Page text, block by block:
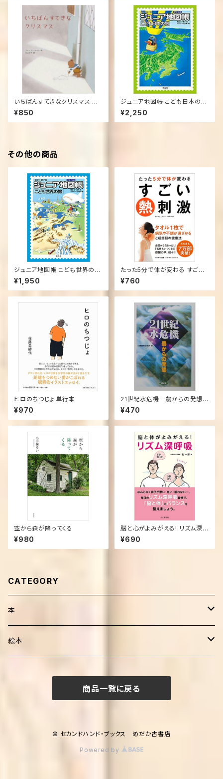
いちばんすてきなクリスマス 単
行本
¥850
ジュニア地図帳 こども日本の旅
新訂第7版 大型本
¥2,250
その他の商品
ジュニア地図帳 こども世界の旅
新訂第7版 大型本
¥1,950
たった5分で体が変わる すごい
熱刺激
¥760
ヒロのちつじょ 単行本
¥970
21世紀水危機―農からの発想
(単行本)
¥470
空から森が降ってくる
¥980
脳と心がよみがえる! リズム深呼
吸 単行本（ソフトカバー）
¥690
CATEGORY
本
健康・療法・医薬
妊娠・出産・子育て
絵本
商品一覧に戻る
© セカンドハンド・ブックス めだか古書店
Powered by